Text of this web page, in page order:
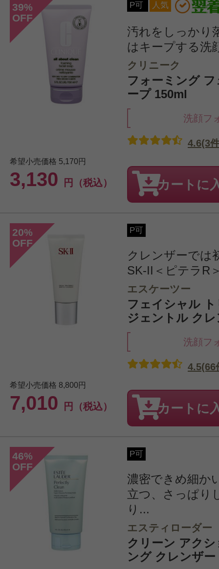
39%
OFF
P可 人気
汚れをしっかり
はキープする洗
クリニーク
フォーミング
ープ 150ml
洗顔フ
希望小売価格 5,170円
3,130 円（税込）
4.6(3
カートに
20%
OFF
P可
クレンザーでは
SK-II＜ピテラR
エスケーツー
フェイシャル
ジェントル ク
洗顔フ
希望小売価格 8,800円
7,010 円（税込）
4.5(66
カートに
46%
OFF
P可
濃密できめ細か
立つ、さっぱり
り...
エスティローダー
クリーン アク
ング クレンザー